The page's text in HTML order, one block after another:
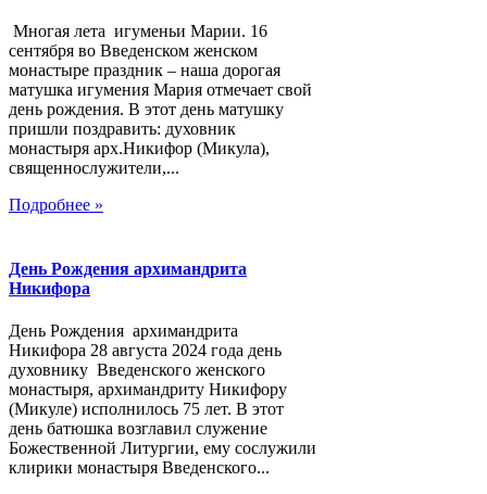
Многая лета игуменьи Марии. 16
сентября во Введенском женском
монастыре праздник – наша дорогая
матушка игумения Мария отмечает свой
день рождения. В этот день матушку
пришли поздравить: духовник
монастыря арх.Никифор (Микула),
священнослужители,...
Подробнее »
День Рождения архимандрита
Никифора
День Рождения архимандрита
Никифора 28 августа 2024 года день
духовнику Введенского женского
монастыря, архимандриту Никифору
(Микуле) исполнилось 75 лет. В этот
день батюшка возглавил служение
Божественной Литургии, ему сослужили
клирики монастыря Введенского...